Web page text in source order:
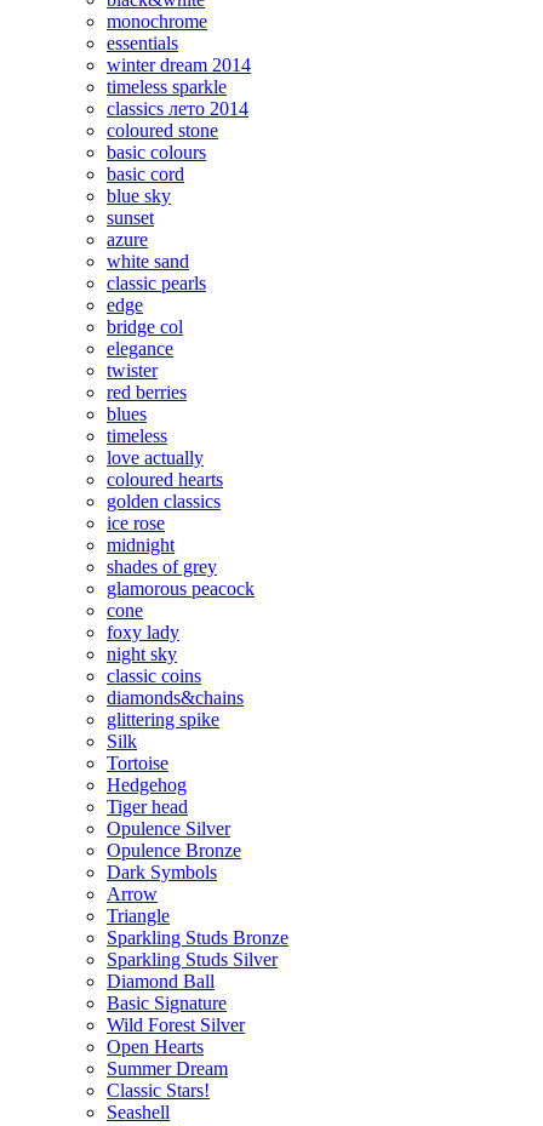
monochrome
essentials
winter dream 2014
timeless sparkle
classics лето 2014
coloured stone
basic colours
basic cord
blue sky
sunset
azure
white sand
classic pearls
edge
bridge col
elegance
twister
red berries
blues
timeless
love actually
coloured hearts
golden classics
ice rose
midnight
shades of grey
glamorous peacock
cone
foxy lady
night sky
classic coins
diamonds&chains
glittering spike
Silk
Tortoise
Hedgehog
Tiger head
Opulence Silver
Opulence Bronze
Dark Symbols
Arrow
Triangle
Sparkling Studs Bronze
Sparkling Studs Silver
Diamond Ball
Basic Signature
Wild Forest Silver
Open Hearts
Summer Dream
Classic Stars!
Seashell